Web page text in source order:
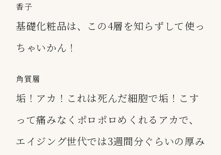
香子
基礎化粧品は、この4層を知らずして使っ
ちゃいかん！
角質層
垢！アカ！これは死んだ細胞で垢！こす
って痛みなくポロポロめくれるアカで、
エイジング世代では3週間分ぐらいの厚み